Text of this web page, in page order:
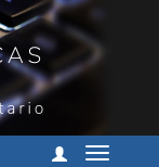
Cambiar